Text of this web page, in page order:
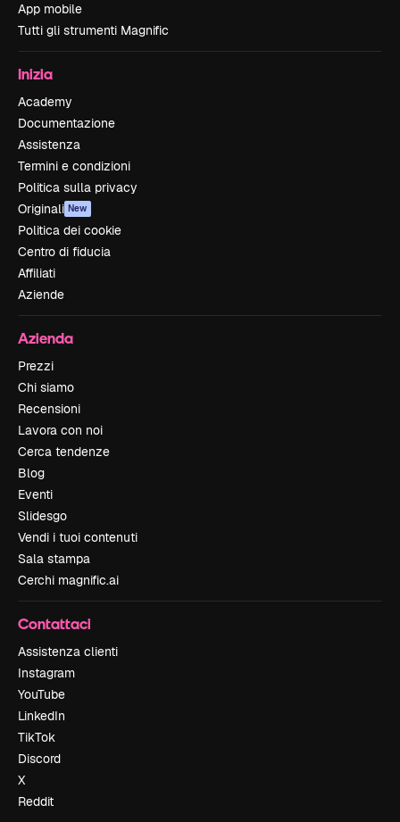
App mobile
Tutti gli strumenti Magnific
Inizia
Academy
Documentazione
Assistenza
Termini e condizioni
Politica sulla privacy
Originali New
Politica dei cookie
Centro di fiducia
Affiliati
Aziende
Azienda
Prezzi
Chi siamo
Recensioni
Lavora con noi
Cerca tendenze
Blog
Eventi
Slidesgo
Vendi i tuoi contenuti
Sala stampa
Cerchi magnific.ai
Contattaci
Assistenza clienti
Instagram
YouTube
LinkedIn
TikTok
Discord
X
Reddit